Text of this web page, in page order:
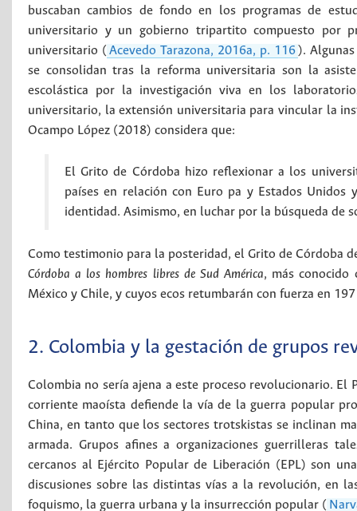
buscaban cambios de fondo en los programas de
universitario y un gobierno tripartito compuesto por
universitario ( Acevedo Tarazona, 2016a, p. 116 ).
se consolidan tras la reforma universitaria son la
escolástica por la investigación viva en los
universitario, la extensión universitaria para vincular la
Ocampo López (2018) considera que:
El Grito de Córdoba hizo reflexionar a los
países en relación con Euro pa y Estados
identidad. Asimismo, en luchar por la búsqueda de
Como testimonio para la posteridad, el Grito de Córdoba
Córdoba a los hombres libres de Sud América, más conocido
México y Chile, y cuyos ecos retumbarán con fuerza en
2. Colombia y la gestación de grupos
Colombia no sería ajena a este proceso revolucionario.
corriente maoísta defiende la vía de la guerra popular
China, en tanto que los sectores trotskistas se inclinan
armada. Grupos afines a organizaciones guerrilleras
cercanos al Ejército Popular de Liberación (EPL) son
discusiones sobre las distintas vías a la revolución, en
foquismo, la guerra urbana y la insurrección popular (